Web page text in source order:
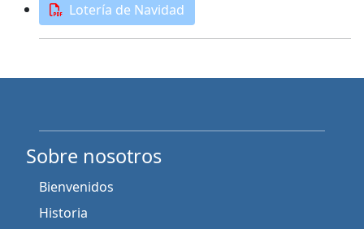
Lotería de Navidad
Sobre nosotros
Bienvenidos
Historia